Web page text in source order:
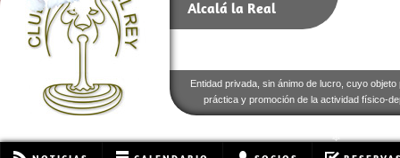
Alcalá la Real
Entidad privada, sin ánimo de lucro, cuyo objeto
práctica y promoción de la actividad físico-
❄
❄
❄